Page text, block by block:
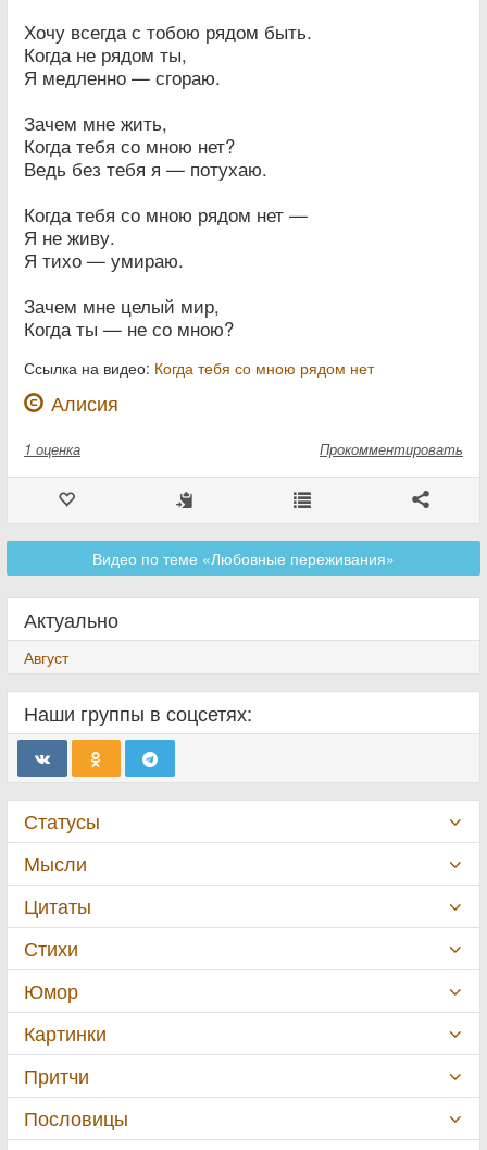
Хочу всегда с тобою рядом быть.
Когда не рядом ты,
Я медленно — сгораю.
Зачем мне жить,
Когда тебя со мною нет?
Ведь без тебя я — потухаю.
Когда тебя со мною рядом нет —
Я не живу.
Я тихо — умираю.
Зачем мне целый мир,
Когда ты — не со мною?
Ссылка на видео: Когда тебя со мною рядом нет
Алисия
1 оценка Прокомментировать
Видео по теме «Любовные переживания»
Актуально
Август
Наши группы в соцсетях:
Статусы
Мысли
Цитаты
Стихи
Юмор
Картинки
Притчи
Пословицы